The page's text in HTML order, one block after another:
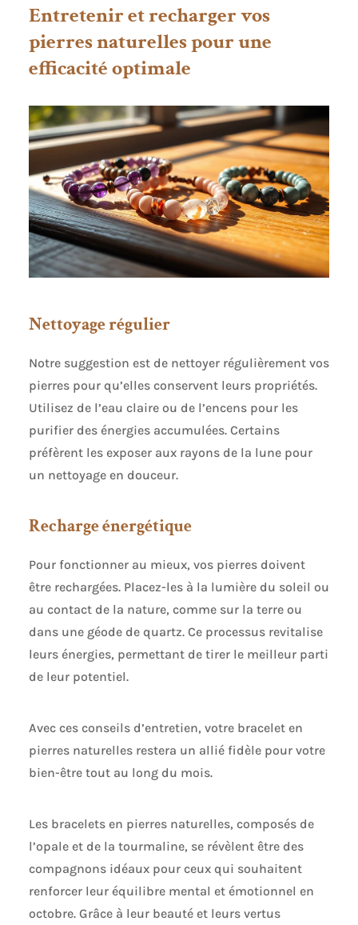
Entretenir et recharger vos
pierres naturelles pour une
efficacité optimale
Nettoyage régulier
Notre suggestion est de nettoyer régulièrement vos
pierres pour qu’elles conservent leurs propriétés.
Utilisez de l’eau claire ou de l’encens pour les
purifier des énergies accumulées. Certains
préfèrent les exposer aux rayons de la lune pour
un nettoyage en douceur.
Recharge énergétique
Pour fonctionner au mieux, vos pierres doivent
être rechargées. Placez-les à la lumière du soleil ou
au contact de la nature, comme sur la terre ou
dans une géode de quartz. Ce processus revitalise
leurs énergies, permettant de tirer le meilleur parti
de leur potentiel.
Avec ces conseils d’entretien, votre bracelet en
pierres naturelles restera un allié fidèle pour votre
bien-être tout au long du mois.
Les bracelets en pierres naturelles, composés de
l’opale et de la tourmaline, se révèlent être des
compagnons idéaux pour ceux qui souhaitent
renforcer leur équilibre mental et émotionnel en
octobre. Grâce à leur beauté et leurs vertus